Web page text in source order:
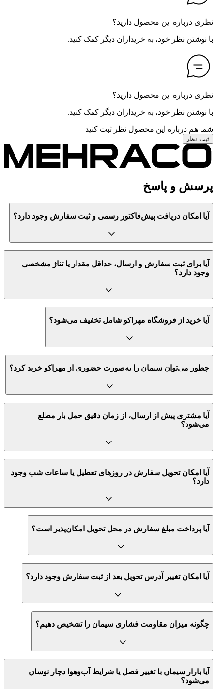
نظری درباره این محصول دارید؟
با نوشتن نظر خود، به خریداران دیگر کمک کنید.
نظری درباره این محصول دارید؟
با نوشتن نظر خود، به خریداران دیگر کمک کنید.
شما هم درباره این محصول نظر ثبت کنید
ثبت نظر
پرسش و پاسخ
آیا امکان دریافت پیش‌فاکتور رسمی و ثبت سفارش وجود دارد؟
آیا برای ثبت سفارش و ارسال، حداقل مقدار یا تناژ مشخصی
وجود دارد؟
آیا خرید از فروشگاه مهراکو شامل تخفیف می‌شود؟
چطور می‌توان سیمان را به‌صورت حضوری از مهراکو خرید کرد؟
آیا مشتری پیش از ارسال، از زمان دقیق حمل بار مطلع
می‌شود؟
آیا امکان تحویل سفارش در روزهای تعطیل یا ساعات شب وجود
دارد؟
آیا پرداخت مبلغ سفارش در محل تحویل امکان‌پذیر است؟
آیا امکان تغییر آدرس تحویل بعد از ثبت سفارش وجود دارد؟
چگونه میزان مقاومت فشاری سیمان را تشخیص دهیم؟
آیا بازار سیمان با تغییر فصل یا شرایط آب‌و‌هوا دچار نوسان
می‌شود؟